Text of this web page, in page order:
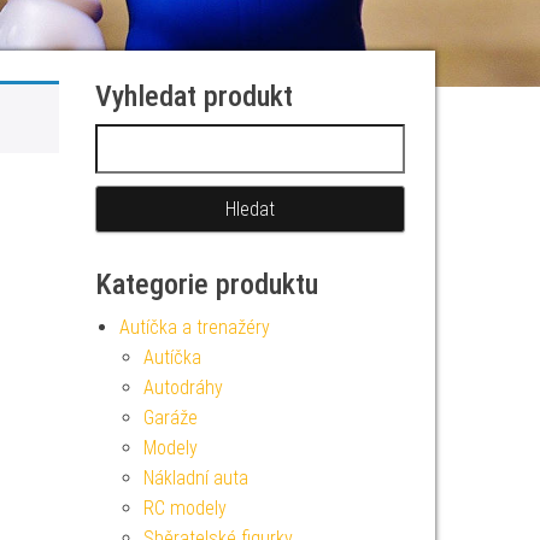
Vyhledat produkt
Kategorie produktu
Autíčka a trenažéry
Autíčka
Autodráhy
Garáže
Modely
Nákladní auta
RC modely